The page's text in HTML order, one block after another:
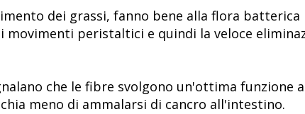
dei grassi, fanno bene alla flora
peristaltici e quindi la veloce
che le fibre svolgono un'ottima funzione
meno di ammalarsi di cancro all'intestino.